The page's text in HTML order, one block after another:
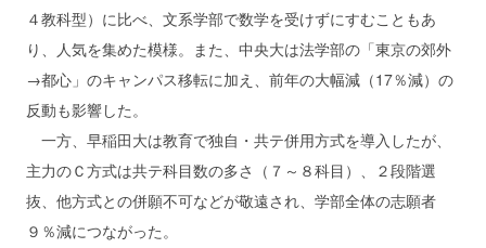
４教科型）に比べ、文系学部で数学を受けずにすむこともあ
り、人気を集めた模様。また、中央大は法学部の「東京の郊外
→都心」のキャンパス移転に加え、前年の大幅減（17％減）の
反動も影響した。
一方、早稲田大は教育で独自・共テ併用方式を導入したが、
主力のＣ方式は共テ科目数の多さ（７～８科目）、２段階選
抜、他方式との併願不可などが敬遠され、学部全体の志願者
９％減につながった。